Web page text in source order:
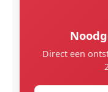
Direct een